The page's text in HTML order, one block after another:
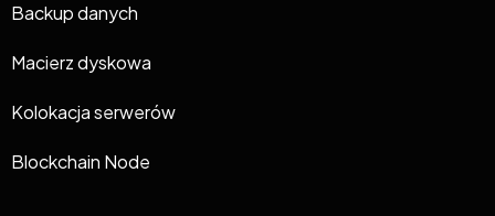
Backup danych
Macierz dyskowa
Kolokacja serwerów
Blockchain Node